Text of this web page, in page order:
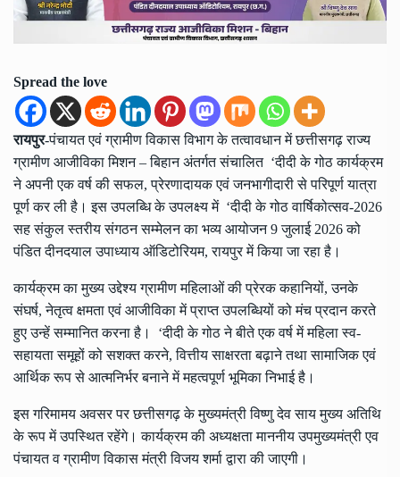
Spread the love
रायपुर-पंचायत एवं ग्रामीण विकास विभाग के तत्वावधान में छत्तीसगढ़ राज्य
ग्रामीण आजीविका मिशन – बिहान अंतर्गत संचालित ‘दीदी के गोठ कार्यक्रम
ने अपनी एक वर्ष की सफल, प्रेरणादायक एवं जनभागीदारी से परिपूर्ण यात्रा
पूर्ण कर ली है। इस उपलब्धि के उपलक्ष्य में ‘दीदी के गोठ वार्षिकोत्सव-2026
सह संकुल स्तरीय संगठन सम्मेलन का भव्य आयोजन 9 जुलाई 2026 को
पंडित दीनदयाल उपाध्याय ऑडिटोरियम, रायपुर में किया जा रहा है।
कार्यक्रम का मुख्य उद्देश्य ग्रामीण महिलाओं की प्रेरक कहानियों, उनके
संघर्ष, नेतृत्व क्षमता एवं आजीविका में प्राप्त उपलब्धियों को मंच प्रदान करते
हुए उन्हें सम्मानित करना है। ‘दीदी के गोठ ने बीते एक वर्ष में महिला स्व-
सहायता समूहों को सशक्त करने, वित्तीय साक्षरता बढ़ाने तथा सामाजिक एवं
आर्थिक रूप से आत्मनिर्भर बनाने में महत्वपूर्ण भूमिका निभाई है।
इस गरिमामय अवसर पर छत्तीसगढ़ के मुख्यमंत्री विष्णु देव साय मुख्य अतिथि
के रूप में उपस्थित रहेंगे। कार्यक्रम की अध्यक्षता माननीय उपमुख्यमंत्री एव
पंचायत व ग्रामीण विकास मंत्री विजय शर्मा द्वारा की जाएगी।